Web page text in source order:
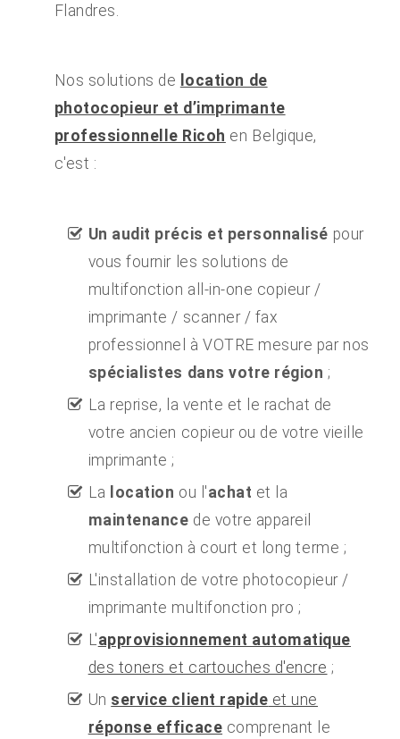
Flandres.
Nos solutions de location de
photocopieur et d’imprimante
professionnelle Ricoh en Belgique,
c'est :
Un audit précis et personnalisé pour
vous fournir les solutions de
multifonction all-in-one copieur /
imprimante / scanner / fax
professionnel à VOTRE mesure par nos
spécialistes dans votre région ;
La reprise, la vente et le rachat de
votre ancien copieur ou de votre vieille
imprimante ;
La
location ou l'achat et la
maintenance de votre appareil
multifonction à court et long terme ;
L'installation de votre photocopieur /
imprimante multifonction pro ;
L'approvisionnement automatique
des toners et cartouches d'encre ;
Un service client rapide et une
réponse efficace comprenant le